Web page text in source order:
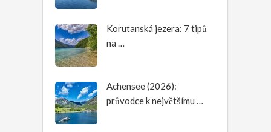
Korutanská jezera: 7 tipů
na …
Achensee (2026):
průvodce k největšímu …